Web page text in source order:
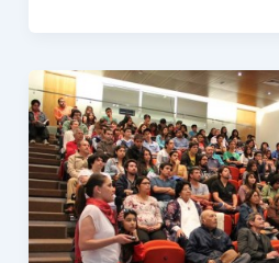
puesto
en
marcha
el
proyecto
«Primera
Luz»